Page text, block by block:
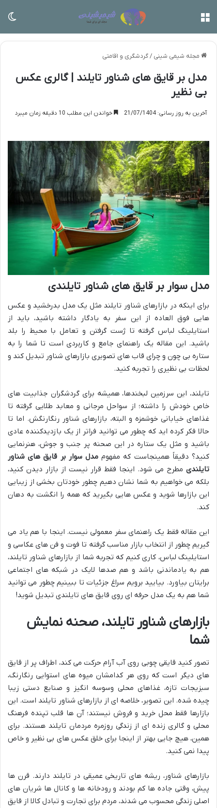
مجله شیمی شینی /گردشگری و اقامتی
مدل بر قایق های شناور تایلند | گالری عکس
بی نظیر
آخرین به روز رسانی: 21/07/1404 خواندن این مطلب 10 دقیقه زمان میبرد
مدل سوار بر قایق های شناور تایلندی
برای اینکه در بازارهای شناور تایلند مثل یک مدل بدرخشید و عکس
هایی فوق العاده از این سفر به یادگار داشته باشید، باید از
استایلینگ لباس گرفته تا ژست گرفتن و تعامل با محیط را بلد
باشید. این مقاله یک راهنمای جامع و کاربردی است تا شما را به
ستاره بی چون و چرای قاب های تصویری بازارهای شناور تبدیل کند و
لحظات بی نظیری را تجربه کنید.
تایلند، این سرزمین لبخندها، همیشه برای گردشگران جذابیت های
خاص خودش را داشته؛ از سواحل مرجانی و معابد طلایی گرفته تا
غذاهای خیابانی خوشمزه و البته، بازارهای شناور رنگارنگش. اما تا
حالا فکر کرده اید که چطور می توانید فراتر از یک بازدیدکننده عادی
باشید و مثل یک ستاره در این صحنه پر جنب و جوش، هنرنمایی
کنید؟ دقیقاً همینجاست که مفهوم مدل سوار بر قایق های شناور
تایلندی مطرح می شود. اینجا فقط قرار نیست از بازار دیدن کنید،
بلکه می خواهیم به شما نشان دهیم چطور خودتان بخشی از زیبایی
این بازارها شوید و عکس هایی بگیرید که همه را انگشت به دهان
کند.
این مقاله فقط یک راهنمای سفر معمولی نیست. اینجا با هم یاد می
گیریم چطور از انتخاب بازار مناسب گرفته تا فوت و فن های عکاسی و
استایلینگ لباس، کاری کنیم که تجربه شما از بازارهای شناور تایلند،
هم به یادماندنی باشد و هم صدها لایک در شبکه های اجتماعی
برایتان بیاورد. بیایید برویم سراغ جزئیات تا ببینیم چطور می توانید
شما هم به یک مدل حرفه ای روی قایق های تایلندی تبدیل شوید!
بازارهای شناور تایلند، صحنه نمایش
شما
تصور کنید قایقی چوبی روی آب آرام حرکت می کند، اطراف پر از قایق
های دیگر است که روی هر کدامشان میوه های استوایی رنگارنگ،
سبزیجات تازه، غذاهای محلی وسوسه انگیز و صنایع دستی زیبا
چیده شده. این تصویر، خلاصه ای از بازارهای شناور تایلند است. این
بازارها فقط محل خرید و فروش نیستند؛ آن ها قلب تپنده فرهنگ
محلی و گالری زنده ای از زندگی روزمره مردمان تایلند هستند. برای
همین، هیچ جایی بهتر از اینجا برای خلق عکس های بی نظیر و خاص
پیدا نمی کنید.
بازارهای شناور، ریشه های تاریخی عمیقی در تایلند دارند. قرن ها
پیش، وقتی جاده ها کم بودند و رودخانه ها و کانال ها شریان های
اصلی زندگی محسوب می شدند، مردم برای تجارت و تبادل کالا از قایق